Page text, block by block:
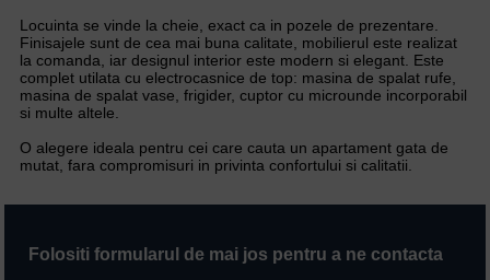
Locuinta se vinde la cheie, exact ca in pozele de prezentare.
Finisajele sunt de cea mai buna calitate, mobilierul este realizat
la comanda, iar designul interior este modern si elegant. Este
complet utilata cu electrocasnice de top: masina de spalat rufe,
masina de spalat vase, frigider, cuptor cu microunde incorporabil
si multe altele.
O alegere ideala pentru cei care cauta un apartament gata de
mutat, fara compromisuri in privinta confortului si calitatii.
Folositi formularul de mai jos pentru a ne contacta